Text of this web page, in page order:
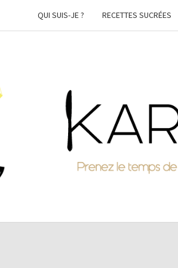
QUI SUIS-JE ? RECETTES SUCRÉES
Le
De